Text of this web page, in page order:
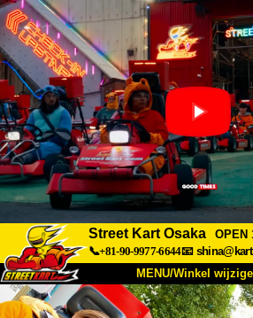
Street Kart Osaka
OPEN
📞+81-90-9977-6644📧
MENU/Winkel
TOP